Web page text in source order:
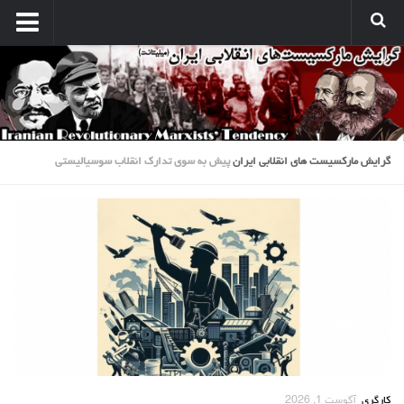
انتشارات
نشریه کارگر میلیتانت
نشر میلیتانت
کتب و جزوات
آرشیو مارکسیست ها در اینترنت
بحران امپریالیسم
مسایل منطقه
گرایش مارکسیست های انقلابی ایرانپیش به سوی تدارک انقلاب سوسیالیستی
کارگری آگوست 1, 2026